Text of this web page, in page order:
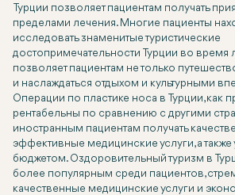
Турции позволяет пациентам получать
пределами лечения. Многие пациенты
исследовать знаменитые туристические
достопримечательности Турции во время
позволяет пациентам не только
и наслаждаться отдыхом и культурными
Операции по пластике носа в Турции, как
рентабельны по сравнению с другими
иностранным пациентам получать
эффективные медицинские услуги, а также
бюджетом. Оздоровительный туризм в
более популярным среди пациентов,
качественные медицинские услуги и